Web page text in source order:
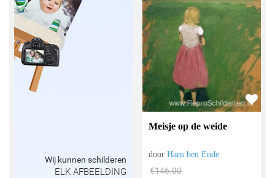
Wij kunnen schilderen
ELK AFBEELDING
Meisje op de weide
doorHans ben Ende
€146.00